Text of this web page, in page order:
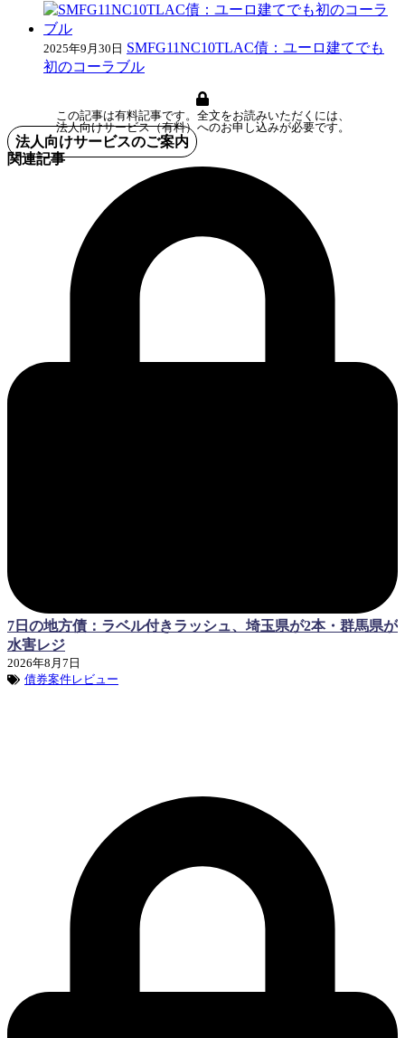
2025年9月30日 SMFG11NC10TLAC債：ユーロ建てでも
初のコーラブル
この記事は有料記事です。全文をお読みいただくには、
法人向けサービス（有料）へのお申し込みが必要です。
法人向けサービスのご案内
関連記事
7日の地方債：ラベル付きラッシュ、埼玉県が2本・群馬県が
水害レジ
2026年8月7日
債券案件レビュー